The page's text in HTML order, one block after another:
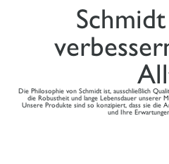
Die Philosophie von Schmidt ist, ausschließlich
die Robustheit und lange Lebensdauer unserer
Unsere Produkte sind so konzipiert, dass sie die
und Ihre